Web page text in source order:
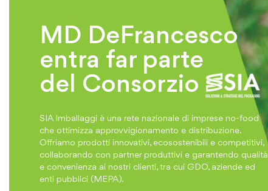
MD DeFrancesco
entra far parte
del Consorzio
SIA Imballaggi è una rete nazionale di imprese no-food
che ottimizza approvvigionamento e distribuzione.
Offriamo prodotti innovativi, ecosostenibili e competitivi,
collaborando con partner produttivi e garantendo qualità
e convenienza ai nostri clienti, tra cui GDO, aziende ed
enti pubblici (MEPA).